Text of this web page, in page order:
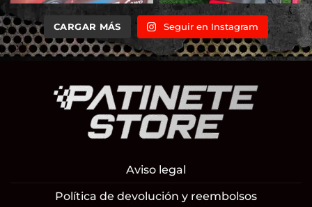
CARGAR MÁS Seguir en Instagram
Aviso legal
Política de devolución y reembolsos